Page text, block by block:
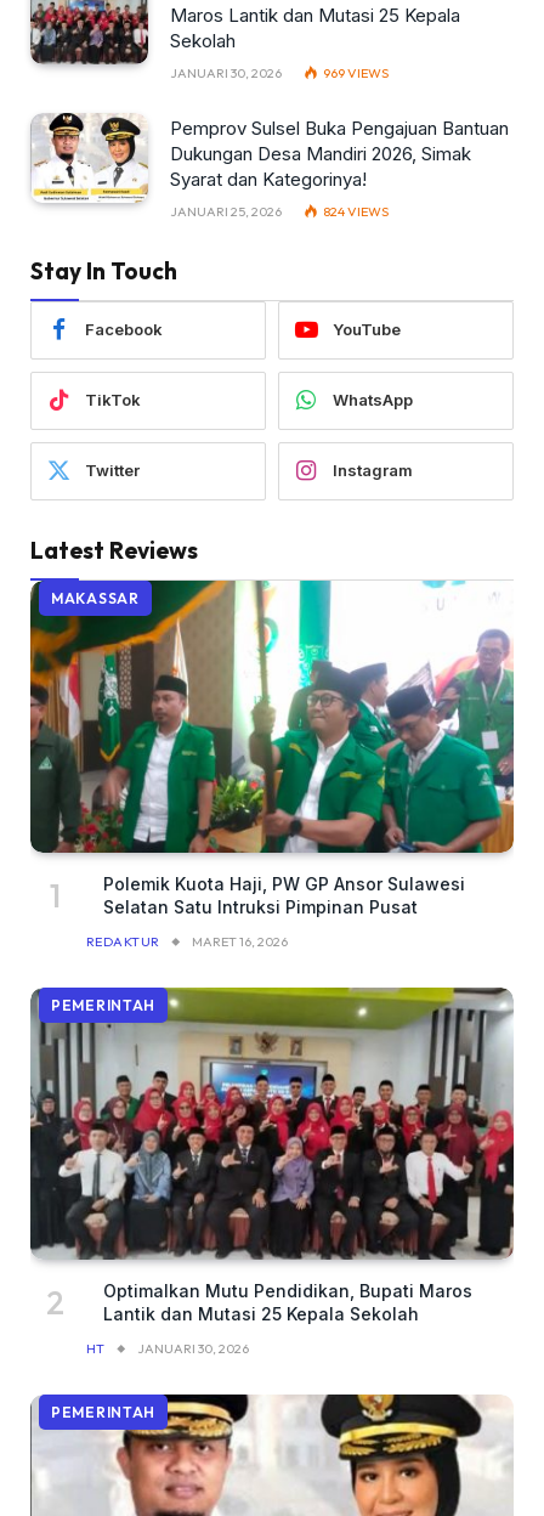
Maros Lantik dan Mutasi 25 Kepala
Sekolah
JANUARI 30, 2026 969VIEWS
Pemprov Sulsel Buka Pengajuan Bantuan
Dukungan Desa Mandiri 2026, Simak
Syarat dan Kategorinya!
JANUARI 25, 2026 824VIEWS
Stay In Touch
Facebook YouTube
TikTok WhatsApp
Twitter Instagram
Latest Reviews
MAKASSAR
Polemik Kuota Haji, PW GP Ansor Sulawesi
Selatan Satu Intruksi Pimpinan Pusat
REDAKTUR MARET 16, 2026
PEMERINTAH
Optimalkan Mutu Pendidikan, Bupati Maros
Lantik dan Mutasi 25 Kepala Sekolah
HT JANUARI 30, 2026
PEMERINTAH